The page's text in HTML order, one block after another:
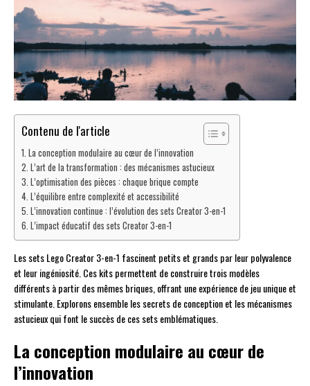
Contenu de l'article
La conception modulaire au cœur de l’innovation
L’art de la transformation : des mécanismes astucieux
L’optimisation des pièces : chaque brique compte
L’équilibre entre complexité et accessibilité
L’innovation continue : l’évolution des sets Creator 3-en-1
L’impact éducatif des sets Creator 3-en-1
Les sets Lego Creator 3-en-1 fascinent petits et grands par leur polyvalence
et leur ingéniosité. Ces kits permettent de construire trois modèles
différents à partir des mêmes briques, offrant une expérience de jeu unique et
stimulante. Explorons ensemble les secrets de conception et les mécanismes
astucieux qui font le succès de ces sets emblématiques.
La conception modulaire au cœur de
l’innovation